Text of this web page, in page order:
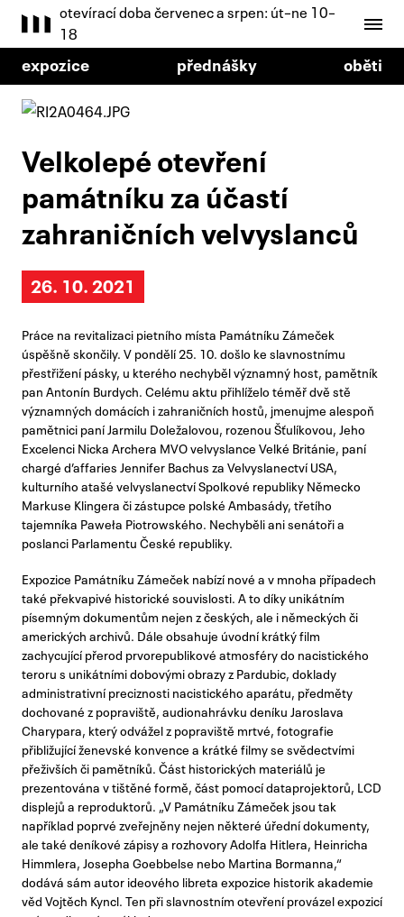
otevírací doba červenec a srpen: út–ne 10–
18
expozice přednášky oběti
Velkolepé otevření
památníku za účastí
zahraničních velvyslanců
26. 10. 2021
Práce na revitalizaci pietního místa Památníku Zámeček
úspěšně skončily. V pondělí 25. 10. došlo ke slavnostnímu
přestřižení pásky, u kterého nechyběl významný host, pamětník
pan Antonín Burdych. Celému aktu přihlíželo téměř dvě stě
významných domácích i zahraničních hostů, jmenujme alespoň
pamětnici paní Jarmilu Doležalovou, rozenou Šťulíkovou, Jeho
Excelenci Nicka Archera MVO velvyslance Velké Británie, paní
chargé d’affaries Jennifer Bachus za Velvyslanectví USA,
kulturního atašé velvyslanectví Spolkové republiky Německo
Markuse Klingera či zástupce polské Ambasády, třetího
tajemníka Paweła Piotrowského. Nechyběli ani senátoři a
poslanci Parlamentu České republiky.
Expozice Památníku Zámeček nabízí nové a v mnoha případech
také překvapivé historické souvislosti. A to díky unikátním
písemným dokumentům nejen z českých, ale i německých či
amerických archivů. Dále obsahuje úvodní krátký film
zachycující přerod prvorepublikové atmosféry do nacistického
teroru s unikátními dobovými obrazy z Pardubic, doklady
administrativní preciznosti nacistického aparátu, předměty
dochované z popraviště, audionahrávku deníku Jaroslava
Charypara, který odvážel z popraviště mrtvé, fotografie
přibližující ženevské konvence a krátké filmy se svědectvími
přeživších či pamětníků. Část historických materiálů je
prezentována v tištěné formě, část pomocí dataprojektorů, LCD
displejů a reproduktorů. „V Památníku Zámeček jsou tak
například poprvé zveřejněny nejen některé úřední dokumenty,
ale také deníkové zápisy a rozhovory Adolfa Hitlera, Heinricha
Himmlera, Josepha Goebbelse nebo Martina Bormanna,“
dodává sám autor ideového libreta expozice historik akademie
věd Vojtěch Kyncl. Ten při slavnostním otevření provázel expozicí